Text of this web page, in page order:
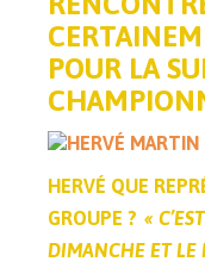
POUR LA
HERVÉ QUE
GROUPE ? «
DIMANCHE ET LE